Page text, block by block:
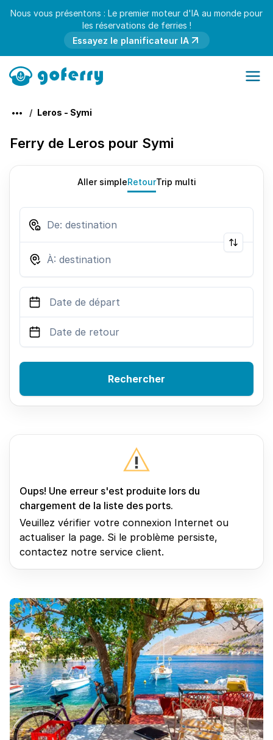
Nous vous présentons : Le premier moteur d'IA au monde pour
les réservations de ferries !
Essayez le planificateur IA
Leros - Symi
Ferry de Leros pour Symi
Aller simpleRetourTrip multi
Rechercher
Oups! Une erreur s'est produite lors du
chargement de la liste des ports.
Veuillez vérifier votre connexion Internet ou
actualiser la page. Si le problème persiste,
contactez notre service client.